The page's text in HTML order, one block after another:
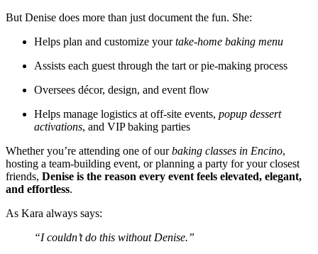
But Denise does more than just document the fun. She:
Helps plan and customize yourtake-home baking menu
Assists each guest through the tart or pie-making process
Oversees décor, design, and event flow
Helps manage logistics at off-site events, popup dessert
activations, and VIP baking parties
Whether you’re attending one of ourbaking classes in Encino,
hosting a team-building event, or planning a party for your closest
friends, Denise is the reason every event feels elevated, elegant,
and effortless.
As Kara always says:
“I couldn’t do this without Denise.”